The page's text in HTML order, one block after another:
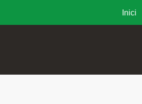
Inici